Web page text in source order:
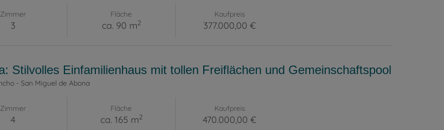
Zimmer
3
Fläche
ca. 90 m2
Kaufpreis
377.000,00 €
Stilvolles Einfamilienhaus mit tollen Freiflächen und Gemeinschaftspool
- San Miguel de Abona
Zimmer
4
Fläche
ca. 165 m2
Kaufpreis
470.000,00 €